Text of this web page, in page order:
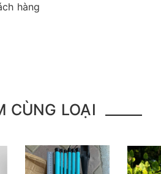
hàng
Chúng tôi sẽ hỗ trợ ngay cho
tốt nhất
CÙNG LOẠI